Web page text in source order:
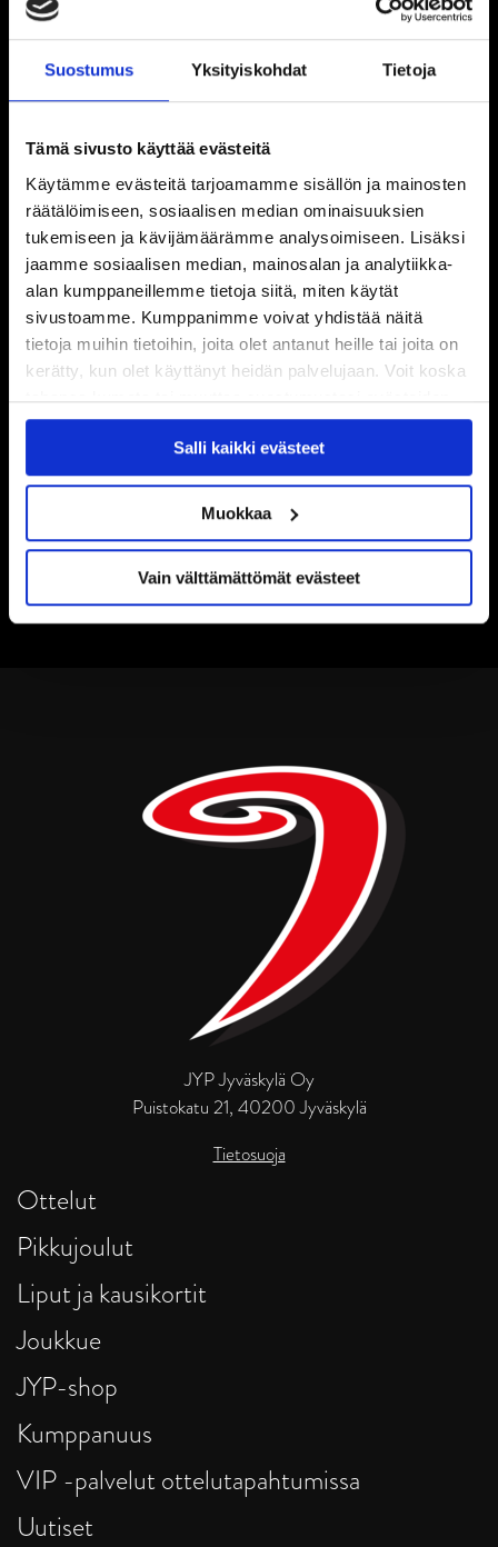
Suostumus Yksityiskohdat Tietoja
Tämä sivusto käyttää evästeitä
Käytämme evästeitä tarjoamamme sisällön ja mainosten
räätälöimiseen, sosiaalisen median ominaisuuksien
tukemiseen ja kävijämäärämme analysoimiseen. Lisäksi
jaamme sosiaalisen median, mainosalan ja analytiikka-
alan kumppaneillemme tietoja siitä, miten käytät
sivustoamme. Kumppanimme voivat yhdistää näitä
tietoja muihin tietoihin, joita olet antanut heille tai joita on
kerätty, kun olet käyttänyt heidän palvelujaan. Voit koska
tahansa kumota tai muuttaa suostumustasi evästeiden
käytöstäEvästeet-sivultamme.
Salli kaikki evästeet
Muokkaa
Vain välttämättömät evästeet
JYP Jyväskylä Oy
Puistokatu 21, 40200 Jyväskylä
Tietosuoja
Ottelut
Pikkujoulut
Liput ja kausikortit
Joukkue
JYP-shop
Kumppanuus
VIP -palvelut ottelutapahtumissa
Uutiset